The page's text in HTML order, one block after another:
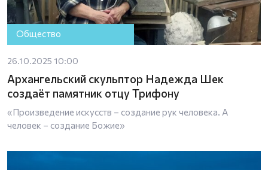
Общество
26.10.2025 10:00
Архангельский скульптор Надежда Шек
создаёт памятник отцу Трифону
«Произведение искусств – создание рук человека. А
человек – создание Божие»